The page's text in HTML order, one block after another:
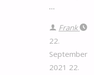
…
Frank
22.
September
2021 22.